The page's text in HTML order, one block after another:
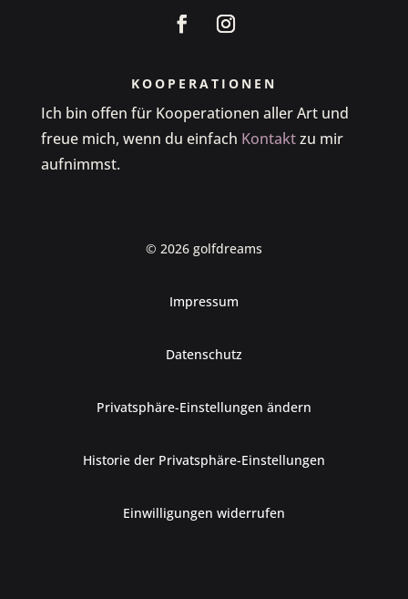
KOOPERATIONEN
Ich bin offen für Kooperationen aller Art und
freue mich, wenn du einfach Kontaktzu mir
aufnimmst.
© 2026 golfdreams
Impressum
Datenschutz
Privatsphäre-Einstellungen ändern
Historie der Privatsphäre-Einstellungen
Einwilligungen widerrufen